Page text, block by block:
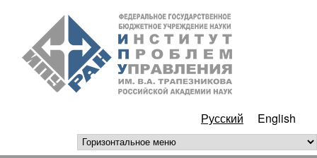
Перейти к основному
содержанию
РАН
Русский English
горизонтальное меню